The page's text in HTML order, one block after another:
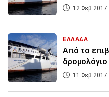
12 Φεβ 2017
ΕΛΛΑΔΑ
Από το
11 Φεβ 2017